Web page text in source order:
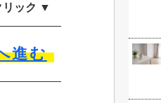
リック ▼
進む